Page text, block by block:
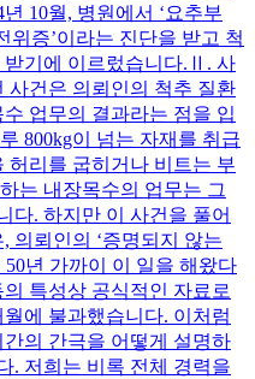
10월, 병원에서 ‘요추부
위증’이라는 진단을 받고 척
받기에 이르렀습니다.Ⅱ. 사
사건은 의뢰인의 척추 질환
업무의 결과라는 점을 입
800kg이 넘는 자재를 취급
허리를 굽히거나 비트는 부
는 내장목수의 업무는 그
다. 하지만 이 사건을 풀어
의뢰인의 ‘증명되지 않는
년 가까이 이 일을 해왔다
특성상 공식적인 자료로
에 불과했습니다. 이처럼
의 간극을 어떻게 설명하
. 저희는 비록 전체 경력을